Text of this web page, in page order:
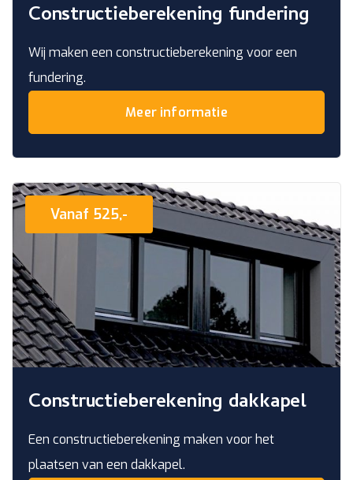
Constructieberekening fundering
Wij maken een constructieberekening voor een
fundering.
Meer informatie
Constructieberekening dakkapel
Een constructieberekening maken voor het
plaatsen van een dakkapel.
Vanaf 525,-